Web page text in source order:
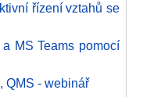
řízení vztahů se
MS Teams pomocí
QMS - webinář